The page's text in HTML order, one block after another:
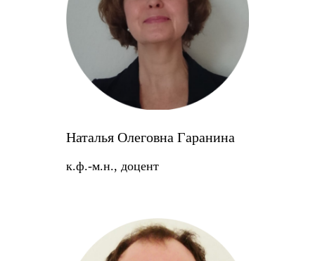
Наталья Олеговна Гаранина
к.ф.-м.н., доцент